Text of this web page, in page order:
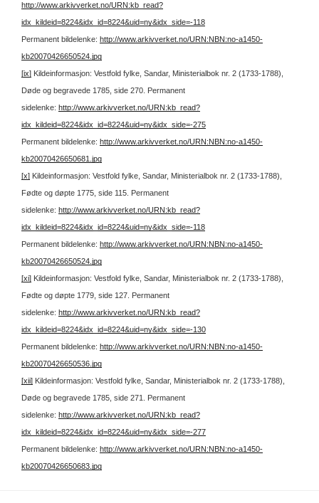
http://www.arkivverket.no/URN:kb_read?
idx_kildeid=8224&idx_id=8224&uid=ny&idx_side=-118
Permanent bildelenke: http://www.arkivverket.no/URN:NBN:no-a1450-
kb20070426650524.jpg
[ix] Kildeinformasjon: Vestfold fylke, Sandar, Ministerialbok nr. 2 (1733-1788),
Døde og begravede 1785, side 270. Permanent
sidelenke: http://www.arkivverket.no/URN:kb_read?
idx_kildeid=8224&idx_id=8224&uid=ny&idx_side=-275
Permanent bildelenke: http://www.arkivverket.no/URN:NBN:no-a1450-
kb20070426650681.jpg
[x] Kildeinformasjon: Vestfold fylke, Sandar, Ministerialbok nr. 2 (1733-1788),
Fødte og døpte 1775, side 115. Permanent
sidelenke: http://www.arkivverket.no/URN:kb_read?
idx_kildeid=8224&idx_id=8224&uid=ny&idx_side=-118
Permanent bildelenke: http://www.arkivverket.no/URN:NBN:no-a1450-
kb20070426650524.jpg
[xi] Kildeinformasjon: Vestfold fylke, Sandar, Ministerialbok nr. 2 (1733-1788),
Fødte og døpte 1779, side 127. Permanent
sidelenke: http://www.arkivverket.no/URN:kb_read?
idx_kildeid=8224&idx_id=8224&uid=ny&idx_side=-130
Permanent bildelenke: http://www.arkivverket.no/URN:NBN:no-a1450-
kb20070426650536.jpg
[xii] Kildeinformasjon: Vestfold fylke, Sandar, Ministerialbok nr. 2 (1733-1788),
Døde og begravede 1785, side 271. Permanent
sidelenke: http://www.arkivverket.no/URN:kb_read?
idx_kildeid=8224&idx_id=8224&uid=ny&idx_side=-277
Permanent bildelenke: http://www.arkivverket.no/URN:NBN:no-a1450-
kb20070426650683.jpg